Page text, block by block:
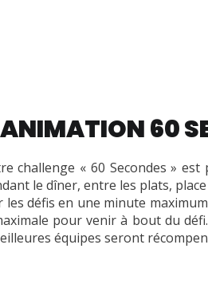
60
challenge « 60 Secondes »
le dîner, entre les plats,
défis en une minute
pour venir à bout du
équipes seront